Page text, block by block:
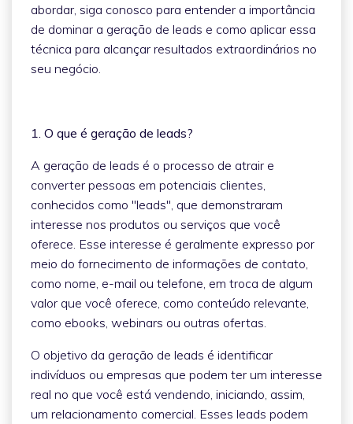
abordar, siga conosco para entender a importância
de dominar a geração de leads e como aplicar essa
técnica para alcançar resultados extraordinários no
seu negócio.
1. O que é geração de leads?
A geração de leads é o processo de atrair e
converter pessoas em potenciais clientes,
conhecidos como "leads", que demonstraram
interesse nos produtos ou serviços que você
oferece. Esse interesse é geralmente expresso por
meio do fornecimento de informações de contato,
como nome, e-mail ou telefone, em troca de algum
valor que você oferece, como conteúdo relevante,
como ebooks, webinars ou outras ofertas.
O objetivo da geração de leads é identificar
indivíduos ou empresas que podem ter um interesse
real no que você está vendendo, iniciando, assim,
um relacionamento comercial. Esses leads podem